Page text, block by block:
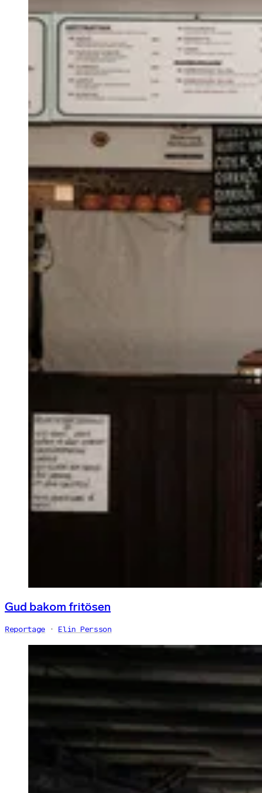
Gud bakom fritösen
Reportage Elin Persson